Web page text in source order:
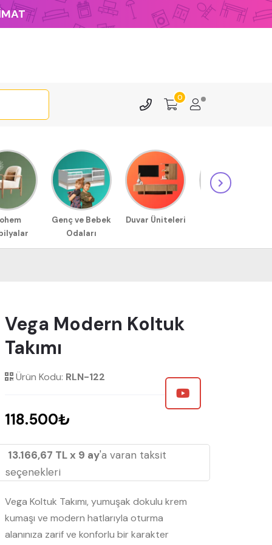
0
Genç ve Bebek
Odaları
Duvar Üniteleri
Vega Modern Koltuk
Takımı
Ürün Kodu: RLN-122
118.500₺
13.166,67 TL x 9 ay'a varan taksit
seçenekleri
Vega Koltuk Takımı, yumuşak dokulu krem
kumaşı ve modern hatlarıyla oturma
alanınıza zarif ve konforlu bir karakter